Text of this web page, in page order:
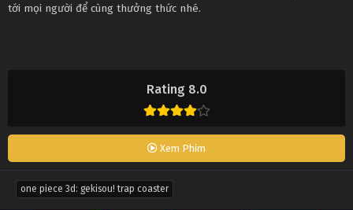
Rating 8.0
Xem Phim
tới mọi người để cùng thưởng thức nhé.
one piece 3d: gekisou! trap coaster